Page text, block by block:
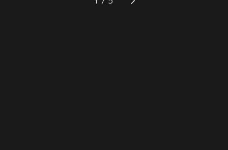
る。しかし、再びノクス（古川雄
は事件から手を引けと警告。莫はノ